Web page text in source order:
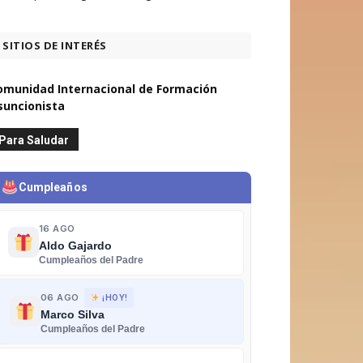
SITIOS DE INTERÉS
Internacional de Formación
Saludar
Cumpleaños
16 AGO
Aldo Gajardo
Cumpleaños del Padre
06 AGO ¡HOY!
Marco Silva
Cumpleaños del Padre